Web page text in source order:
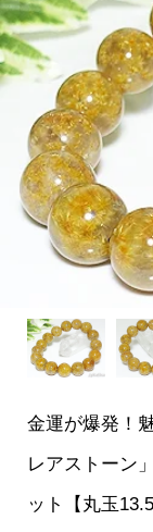
金運が爆発！
レアストーン
ット【丸玉